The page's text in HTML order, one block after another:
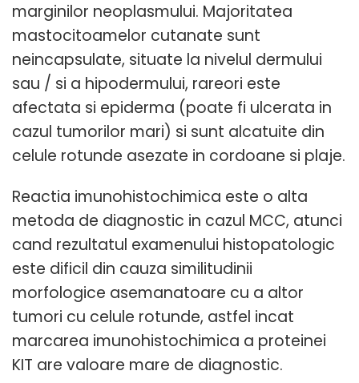
marginilor neoplasmului. Majoritatea
mastocitoamelor cutanate sunt
neincapsulate, situate la nivelul dermului
sau / si a hipodermului, rareori este
afectata si epiderma (poate fi ulcerata in
cazul tumorilor mari) si sunt alcatuite din
celule rotunde asezate in cordoane si plaje.
Reactia imunohistochimica este o alta
metoda de diagnostic in cazul MCC, atunci
cand rezultatul examenului histopatologic
este dificil din cauza similitudinii
morfologice asemanatoare cu a altor
tumori cu celule rotunde, astfel incat
marcarea imunohistochimica a proteinei
KIT are valoare mare de diagnostic.